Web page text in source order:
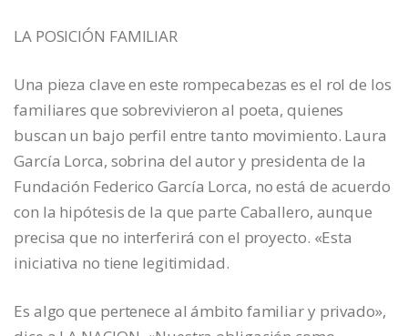
LA POSICIÓN FAMILIAR
Una pieza clave en este rompecabezas es el rol de los
familiares que sobrevivieron al poeta, quienes
buscan un bajo perfil entre tanto movimiento. Laura
García Lorca, sobrina del autor y presidenta de la
Fundación Federico García Lorca, no está de acuerdo
con la hipótesis de la que parte Caballero, aunque
precisa que no interferirá con el proyecto. «Esta
iniciativa no tiene legitimidad.
Es algo que pertenece al ámbito familiar y privado»,